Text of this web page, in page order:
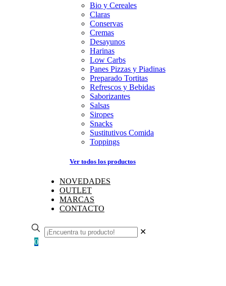
Bio y Cereales
Claras
Conservas
Cremas
Desayunos
Harinas
Low Carbs
Panes Pizzas y Piadinas
Preparado Tortitas
Refrescos y Bebidas
Saborizantes
Salsas
Siropes
Snacks
Sustitutivos Comida
Toppings
Ver todos los productos
NOVEDADES
OUTLET
MARCAS
CONTACTO
✕
0